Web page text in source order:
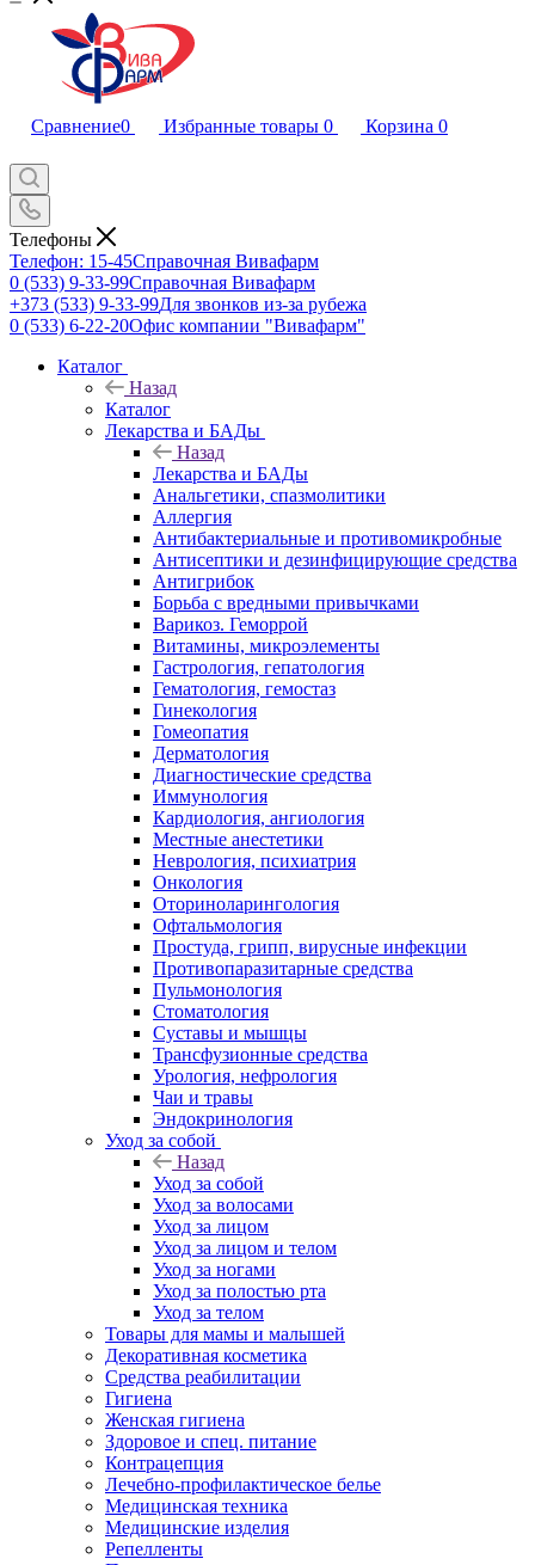
Сравнение0 Избранные товары 0 Корзина 0
Телефоны
Телефон: 15-45Справочная Вивафарм
0 (533) 9-33-99Справочная Вивафарм
+373 (533) 9-33-99Для звонков из-за рубежа
0 (533) 6-22-20Офис компании "Вивафарм"
Каталог
Назад
Каталог
Лекарства и БАДы
Назад
Лекарства и БАДы
Анальгетики, спазмолитики
Аллергия
Антибактериальные и противомикробные
Антисептики и дезинфицирующие средства
Антигрибок
Борьба с вредными привычками
Варикоз. Геморрой
Витамины, микроэлементы
Гастрология, гепатология
Гематология, гемостаз
Гинекология
Гомеопатия
Дерматология
Диагностические средства
Иммунология
Кардиология, ангиология
Местные анестетики
Неврология, психиатрия
Онкология
Оториноларингология
Офтальмология
Простуда, грипп, вирусные инфекции
Противопаразитарные средства
Пульмонология
Стоматология
Суставы и мышцы
Трансфузионные средства
Урология, нефрология
Чаи и травы
Эндокринология
Уход за собой
Назад
Уход за собой
Уход за волосами
Уход за лицом
Уход за лицом и телом
Уход за ногами
Уход за полостью рта
Уход за телом
Товары для мамы и малышей
Декоративная косметика
Средства реабилитации
Гигиена
Женская гигиена
Здоровое и спец. питание
Контрацепция
Лечебно-профилактическое белье
Медицинская техника
Медицинские изделия
Репелленты